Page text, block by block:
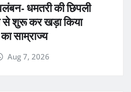
धमतरी की छिपली
से शुरू कर खड़ा किया
साम्राज्य
Aug 7, 2026